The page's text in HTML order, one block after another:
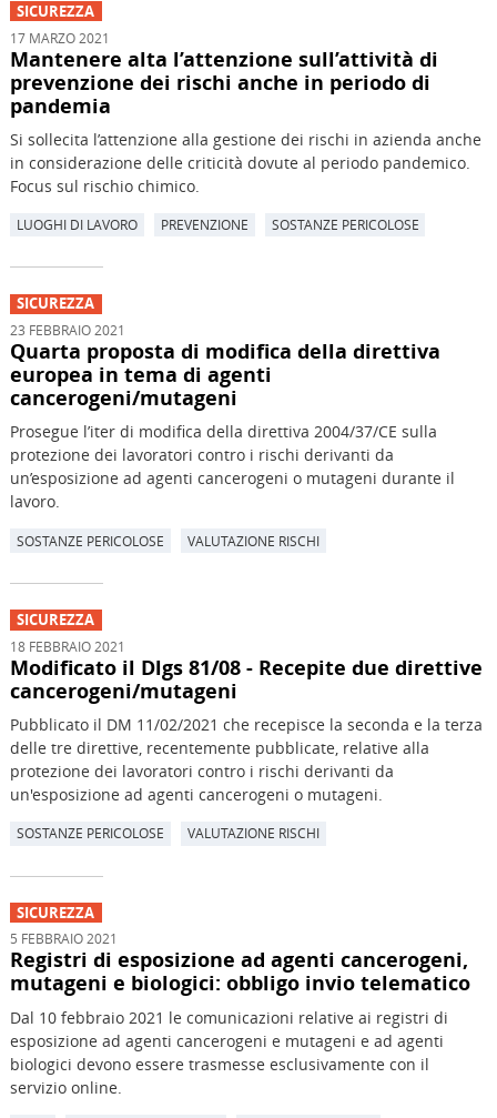
SICUREZZA
17 MARZO 2021
Mantenere alta l’attenzione sull’attività di
prevenzione dei rischi anche in periodo di
pandemia
Si sollecita l’attenzione alla gestione dei rischi in azienda anche
in considerazione delle criticità dovute al periodo pandemico.
Focus sul rischio chimico.
LUOGHI DI LAVORO PREVENZIONE SOSTANZE PERICOLOSE
SICUREZZA
23 FEBBRAIO 2021
Quarta proposta di modifica della direttiva
europea in tema di agenti
cancerogeni/mutageni
Prosegue l’iter di modifica della direttiva 2004/37/CE sulla
protezione dei lavoratori contro i rischi derivanti da
un’esposizione ad agenti cancerogeni o mutageni durante il
lavoro.
SOSTANZE PERICOLOSE VALUTAZIONE RISCHI
SICUREZZA
18 FEBBRAIO 2021
Modificato il Dlgs 81/08 - Recepite due direttive
cancerogeni/mutageni
Pubblicato il DM 11/02/2021 che recepisce la seconda e la terza
delle tre direttive, recentemente pubblicate, relative alla
protezione dei lavoratori contro i rischi derivanti da
un'esposizione ad agenti cancerogeni o mutageni.
SOSTANZE PERICOLOSE VALUTAZIONE RISCHI
SICUREZZA
5 FEBBRAIO 2021
Registri di esposizione ad agenti cancerogeni,
mutageni e biologici: obbligo invio telematico
Dal 10 febbraio 2021 le comunicazioni relative ai registri di
esposizione ad agenti cancerogeni e mutageni e ad agenti
biologici devono essere trasmesse esclusivamente con il
servizio online.